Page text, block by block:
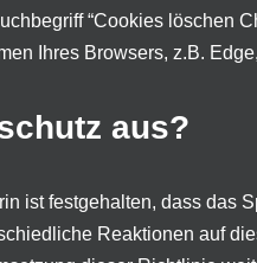
“Cookies löschen
Ihres Browsers, z.B.
aus?
ist festgehalten, dass
Reaktionen auf